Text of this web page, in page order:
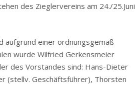
des Zieglervereins am 24./25.Juni
aufgrund einer ordnungsgemäß
wurde Wilfried Gerkensmeier
des Vorstandes sind: Hans-Dieter
(stellv. Geschäftsführer), Thorsten